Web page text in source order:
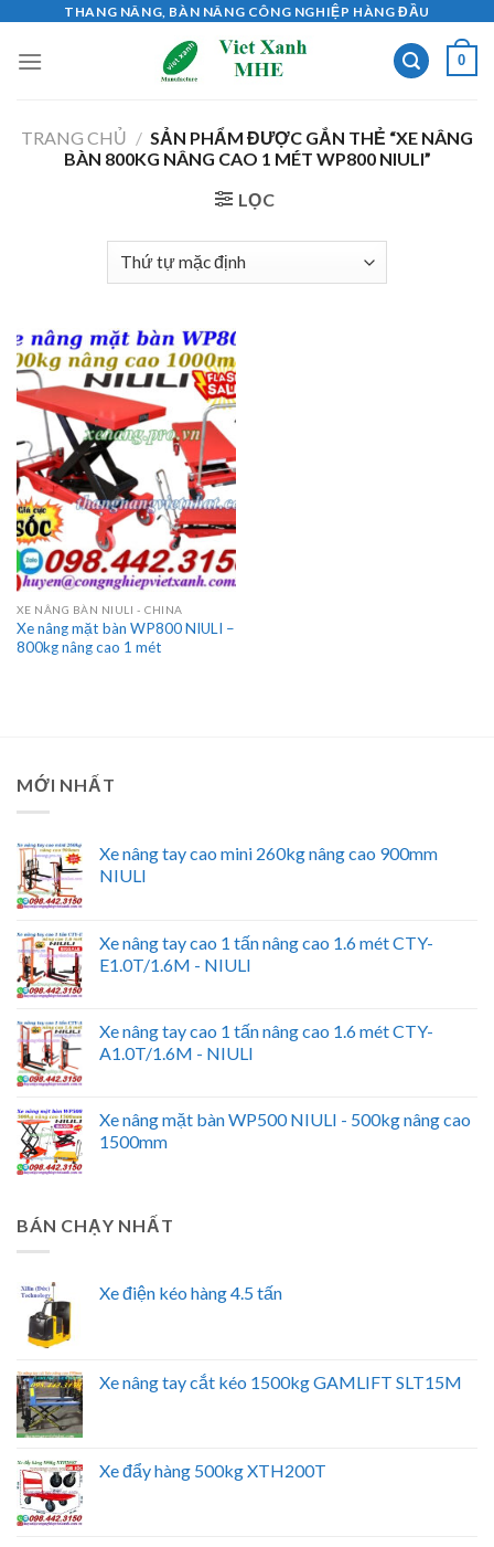
content
THANG NÂNG, BÀN NÂNG CÔNG NGHIỆP HÀNG ĐẦU
0
TRANG CHỦ / SẢN PHẨM ĐƯỢC GẮN THẺ “XE NÂNG
BÀN 800KG NÂNG CAO 1 MÉT WP800 NIULI”
LỌC
XE NÂNG BÀN NIULI - CHINA
Xe nâng mặt bàn WP800 NIULI –
800kg nâng cao 1 mét
MỚI NHẤT
Xe nâng tay cao mini 260kg nâng cao 900mm
NIULI
Xe nâng tay cao 1 tấn nâng cao 1.6 mét CTY-
E1.0T/1.6M - NIULI
Xe nâng tay cao 1 tấn nâng cao 1.6 mét CTY-
A1.0T/1.6M - NIULI
Xe nâng mặt bàn WP500 NIULI - 500kg nâng cao
1500mm
BÁN CHẠY NHẤT
Xe điện kéo hàng 4.5 tấn
Xe nâng tay cắt kéo 1500kg GAMLIFT SLT15M
Xe đẩy hàng 500kg XTH200T